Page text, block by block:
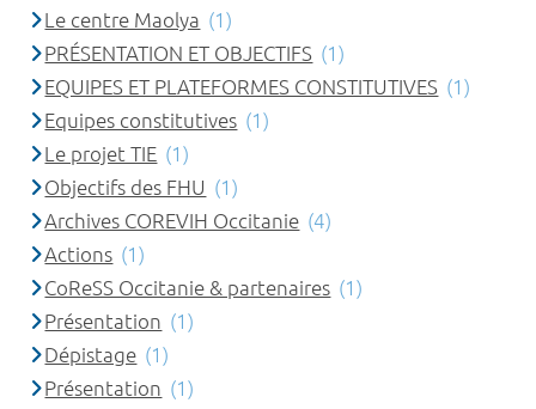
Le centre Maolya (1)
PRÉSENTATION ET OBJECTIFS (1)
EQUIPES ET PLATEFORMES CONSTITUTIVES (1)
Equipes constitutives (1)
Le projet TIE (1)
Objectifs des FHU (1)
Archives COREVIH Occitanie (4)
Actions (1)
CoReSS Occitanie & partenaires (1)
Présentation (1)
Dépistage (1)
Présentation (1)